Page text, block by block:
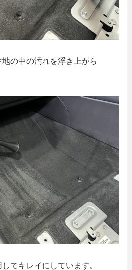
の中の汚れを浮き上がら
てキレイにしています。